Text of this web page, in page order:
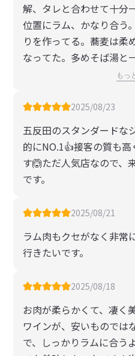
解、タレと合わせて十分
位置にラム、かなり合う
りを作ってる。蕎麦は柔
なってた。多めそば湯と
イボール一杯いただき
しゃれ店内大人な感じ。
店なんだが、合理的に判
んな認める美人的な。
もっ
2025/08/23
五反田のスタンダードな
的にNO.1👍接客の質も
す🙆ただ人気店なので、
です。
2025/08/21
ラム肉もクセがなく非常
行きたいです。
2025/08/18
お肉が柔らかくて、凄く
ワインが、安いものでは
で、しっかりラムに合う